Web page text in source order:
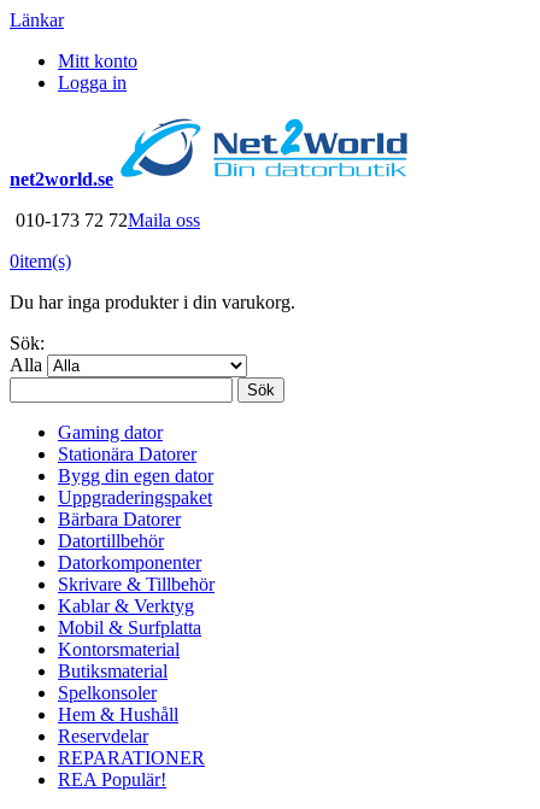
Länkar
Mitt konto
Logga in
net2world.se
010-173 72 72Maila oss
0item(s)
Du har inga produkter i din varukorg.
Sök:
Alla
Sök
Gaming dator
Stationära Datorer
Bygg din egen dator
Uppgraderingspaket
Bärbara Datorer
Datortillbehör
Datorkomponenter
Skrivare & Tillbehör
Kablar & Verktyg
Mobil & Surfplatta
Kontorsmaterial
Butiksmaterial
Spelkonsoler
Hem & Hushåll
Reservdelar
REPARATIONER
REA Populär!